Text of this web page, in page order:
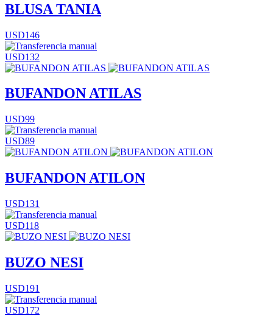
BLUSA TANIA
USD146
USD132
BUFANDON ATILAS
USD99
USD89
BUFANDON ATILON
USD131
USD118
BUZO NESI
USD191
USD172